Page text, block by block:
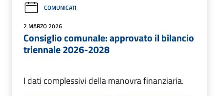
COMUNICATI
2 MARZO 2026
Consiglio comunale: approvato il bilancio
triennale 2026-2028
I dati complessivi della manovra finanziaria.